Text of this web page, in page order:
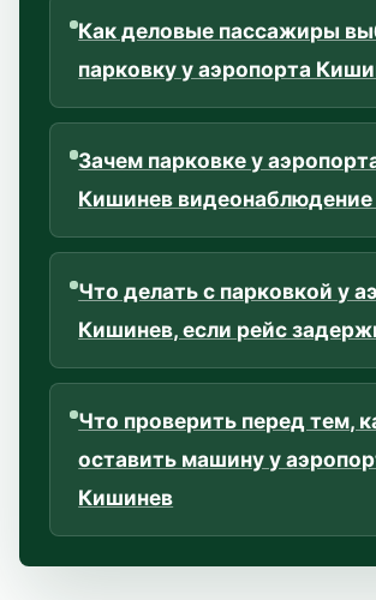
Как деловые пассажиры
парковку у аэропорта
Зачем парковке у
Кишинев
Что делать с парковкой у
Кишинев, если рейс
Что проверить перед тем,
оставить машину у
Кишинев